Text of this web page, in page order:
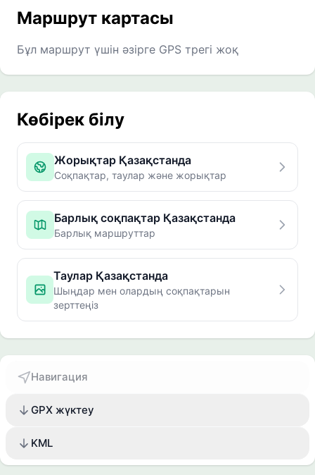
Маршрут картасы
Бұл маршрут үшін әзірге GPS трегі жоқ
Көбірек білу
Жорықтар Қазақстанда
Соқпақтар, таулар және жорықтар
Барлық соқпақтар Қазақстанда
Барлық маршруттар
Таулар Қазақстанда
Шыңдар мен олардың соқпақтарын
зерттеңіз
Навигация
GPX жүктеу
KML